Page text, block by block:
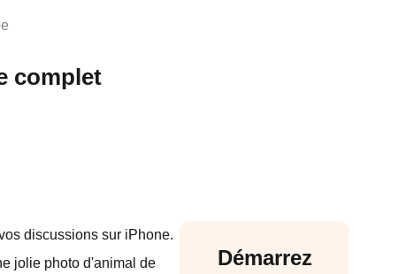
complet
discussions sur iPhone.
jolie photo d'animal de
Démarrez